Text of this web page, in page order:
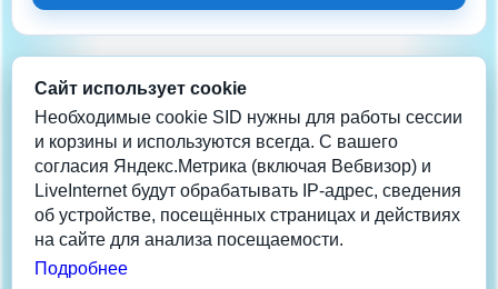
НА СВЯЗИ
Нужна помощь?
Телеграм
info@coolera.ru
+7 962-942-2013
Данные обновлены: 08/08/26 18:14:54 1
Сайт использует cookie
Необходимые cookie SID нужны для работы сессии
и корзины и используются всегда. С вашего
согласия Яндекс.Метрика (включая Вебвизор) и
LiveInternet будут обрабатывать IP-адрес, сведения
об устройстве, посещённых страницах и действиях
на сайте для анализа посещаемости.
Подробнее